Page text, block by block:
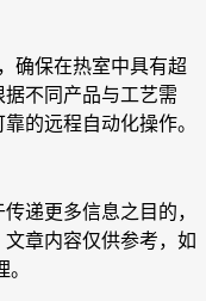
确保在热室中具有超
不同产品与工艺需
的远程自动化操作。
递更多信息之目的，
章内容仅供参考，如